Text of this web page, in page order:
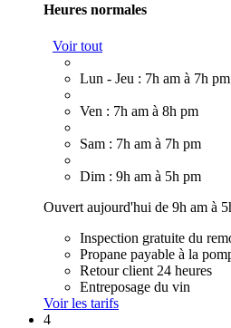
Heures normales
Voir tout
Lun - Jeu : 7h am à 7h pm
Ven : 7h am à 8h pm
Sam : 7h am à 7h pm
Dim : 9h am à 5h pm
Ouvert aujourd'hui de 9h am à
Inspection gratuite du
Propane payable à la
Retour client 24 heures
Entreposage du vin
Voir les tarifs
4